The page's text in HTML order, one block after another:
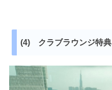
(4) クラブラウンジ特典